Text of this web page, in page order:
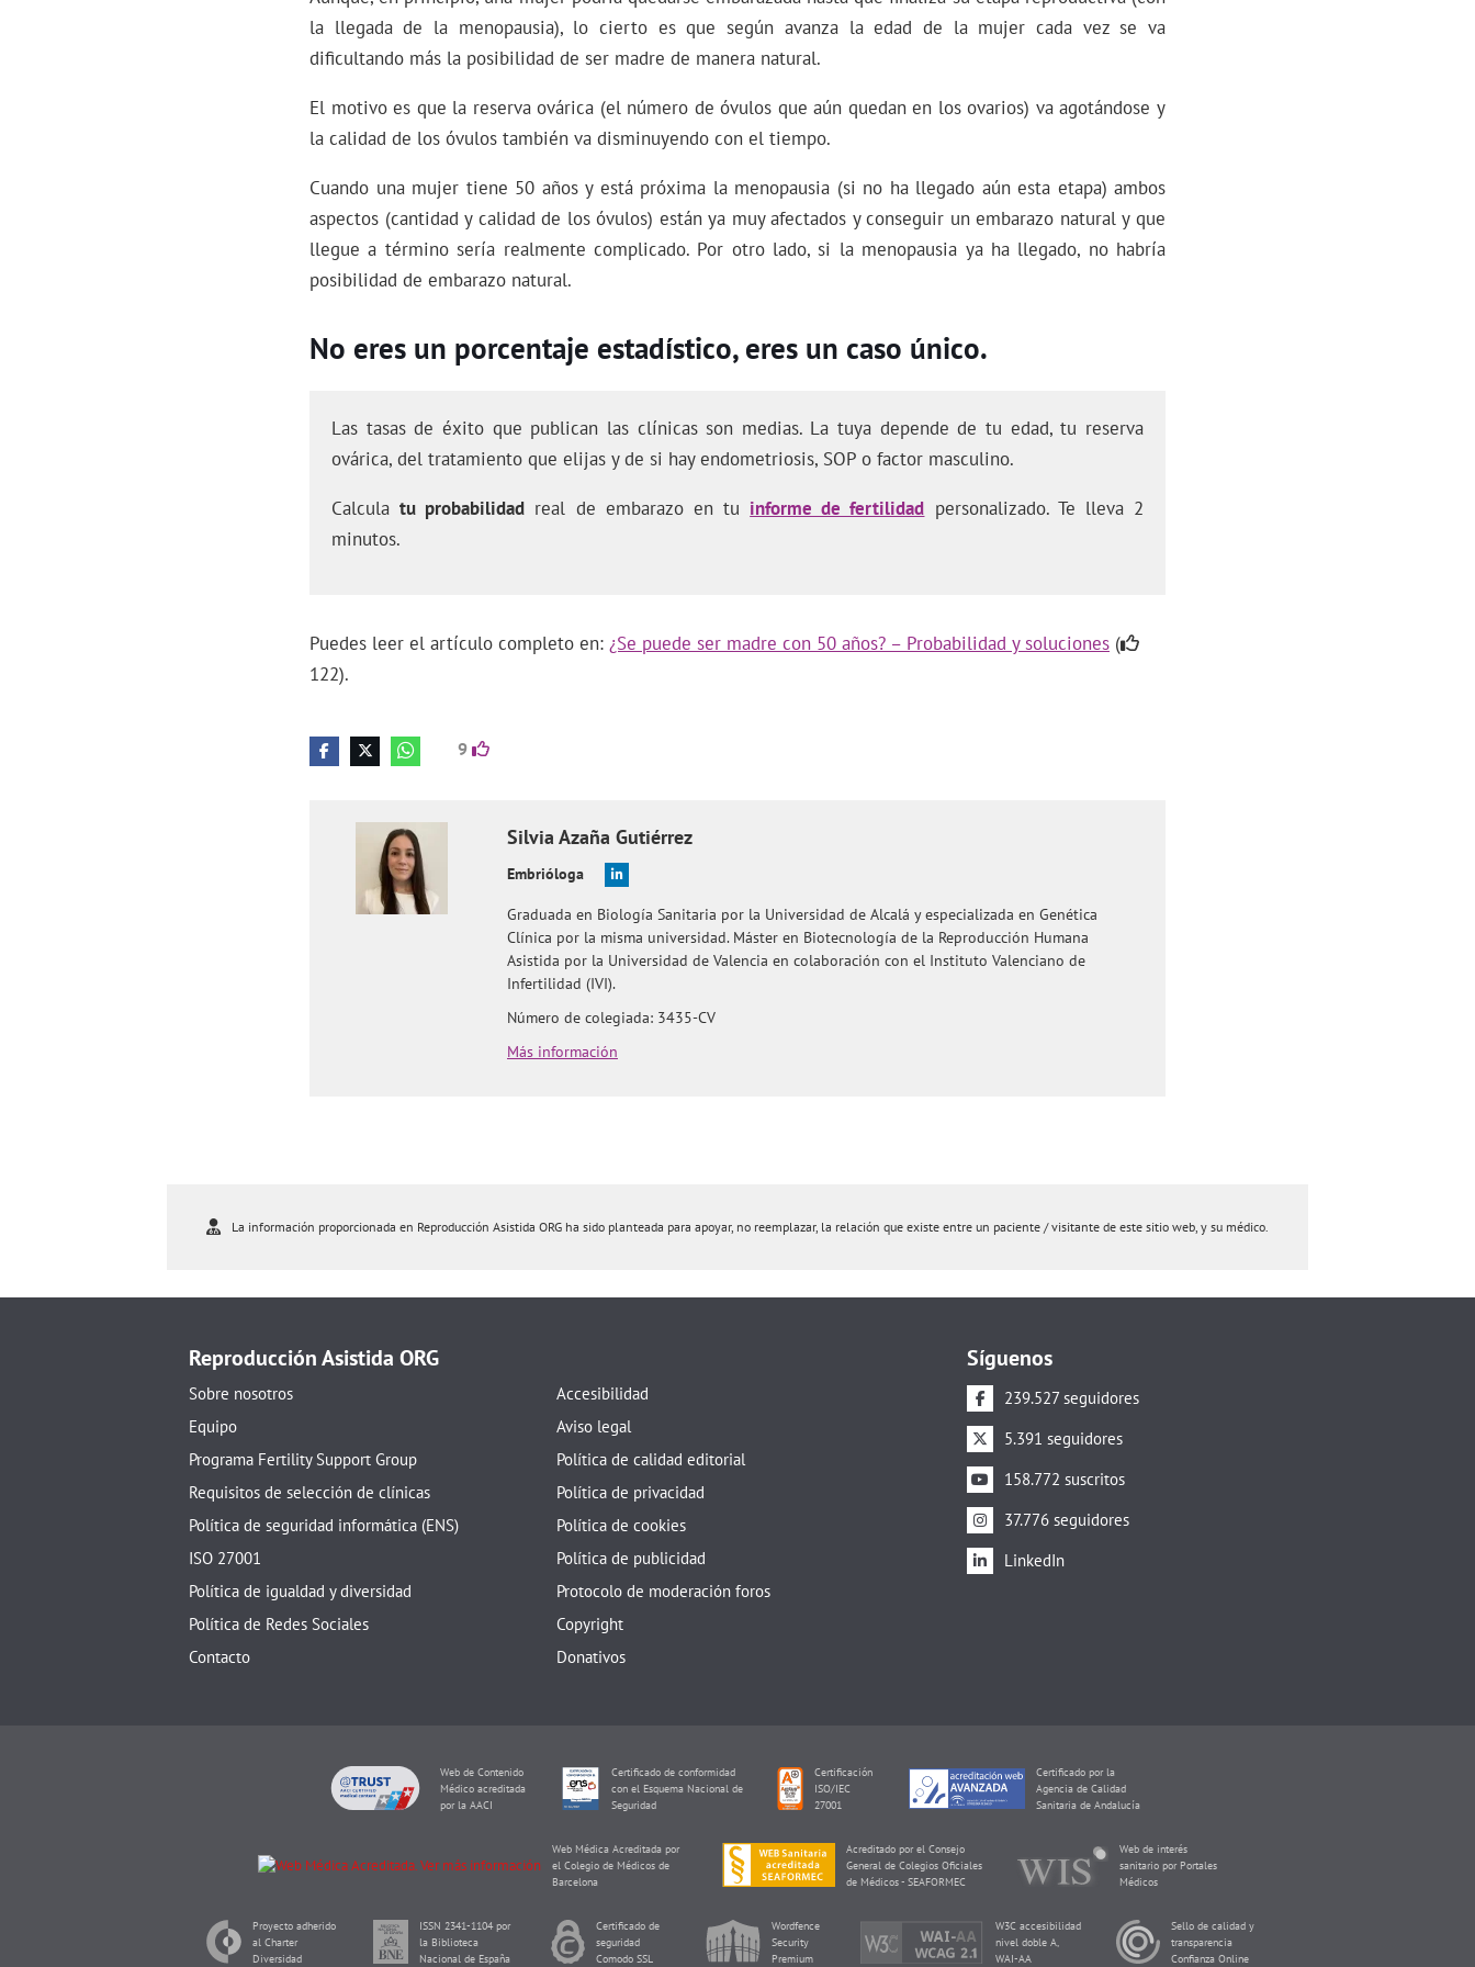
la llegada de la menopausia), lo cierto es que según avanza la edad de la mujer cada vez se va
dificultando más la posibilidad de ser madre de manera natural.
El motivo es que la reserva ovárica (el número de óvulos que aún quedan en los ovarios) va agotándose y
la calidad de los óvulos también va disminuyendo con el tiempo.
Cuando una mujer tiene 50 años y está próxima la menopausia (si no ha llegado aún esta etapa) ambos
aspectos (cantidad y calidad de los óvulos) están ya muy afectados y conseguir un embarazo natural y que
llegue a término sería realmente complicado. Por otro lado, si la menopausia ya ha llegado, no habría
posibilidad de embarazo natural.
No eres un porcentaje estadístico, eres un caso único.
Las tasas de éxito que publican las clínicas son medias. La tuya depende de tu edad, tu reserva
ovárica, del tratamiento que elijas y de si hay endometriosis, SOP o factor masculino.
Calculatu probabilidad real de embarazo en tu informe de fertilidad personalizado. Te lleva 2
minutos.
Puedes leer el artículo completo en: ¿Se puede ser madre con 50 años? – Probabilidad y soluciones (
122).
9
Silvia Azaña Gutiérrez
Embrióloga
Graduada en Biología Sanitaria por la Universidad de Alcalá y especializada en Genética
Clínica por la misma universidad. Máster en Biotecnología de la Reproducción Humana
Asistida por la Universidad de Valencia en colaboración con el Instituto Valenciano de
Infertilidad (IVI).
Número de colegiada: 3435-CV
Más información
La información proporcionada en Reproducción Asistida ORG ha sido planteada para apoyar, no reemplazar, la relación que existe entre un paciente / visitante de este sitio web, y su médico.
Reproducción Asistida ORG
Sobre nosotros
Equipo
Programa Fertility Support Group
Requisitos de selección de clínicas
Política de seguridad informática (ENS)
ISO 27001
Política de igualdad y diversidad
Política de Redes Sociales
Contacto
Accesibilidad
Aviso legal
Política de calidad editorial
Política de privacidad
Política de cookies
Política de publicidad
Protocolo de moderación foros
Copyright
Donativos
Síguenos
239.527 seguidores
5.391 seguidores
158.772 suscritos
37.776 seguidores
LinkedIn
Web de Contenido
Médico acreditada
por la AACI
Certificado de conformidad
con el Esquema Nacional de
Seguridad
Certificación
ISO/IEC
27001
Certificado por la
Agencia de Calidad
Sanitaria de Andalucía
Web Médica Acreditada por
el Colegio de Médicos de
Barcelona
Acreditado por el Consejo
General de Colegios Oficiales
de Médicos - SEAFORMEC
Web de interés
sanitario por Portales
Médicos
Proyecto adherido
al Charter
Diversidad
ISSN 2341-1104 por
la Biblioteca
Nacional de España
Certificado de
seguridad
Comodo SSL
Wordfence
Security
Premium
W3C accesibilidad
nivel doble A,
WAI-AA
Sello de calidad y
transparencia
Confianza Online